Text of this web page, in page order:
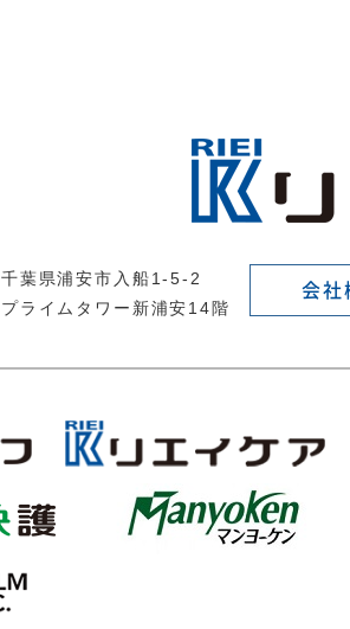
千葉県浦安市入船1-5-2
プライムタワー新浦安14階
会社